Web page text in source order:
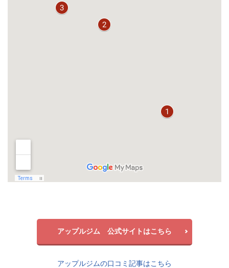
アップルジム 公式サイトはこちら
アップルジムの口コミ記事はこちら